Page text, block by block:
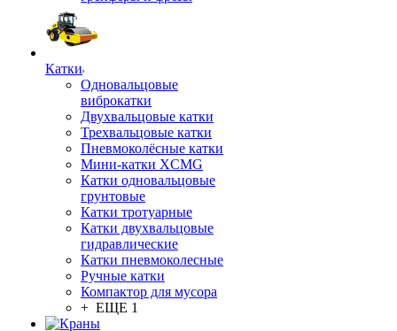
Катки
Одновальцовые
виброкатки
Двухвальцовые катки
Трехвальцовые катки
Пневмоколёсные катки
Мини-катки XCMG
Катки одновальцовые
грунтовые
Катки тротуарные
Катки двухвальцовые
гидравлические
Катки пневмоколесные
Ручные катки
Компактор для мусора
+ ЕЩЕ 1